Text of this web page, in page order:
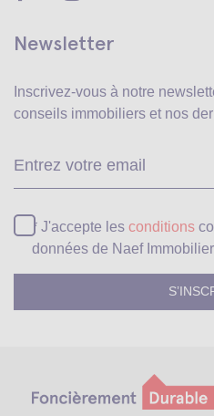
Newsletter
Inscrivez-vous à notre
conseils immobiliers et nos
* J'accepte les conditions
données de Naef Immobilier